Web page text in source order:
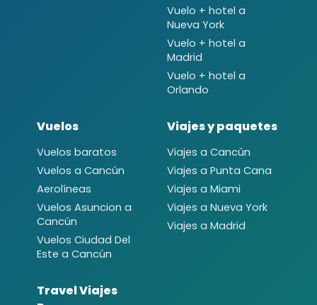
Vuelo + hotel a
Nueva York
Vuelo + hotel a
Madrid
Vuelo + hotel a
Orlando
Vuelos
Vuelos baratos
Vuelos a Cancún
Aerolíneas
Vuelos Asuncion a
Cancún
Vuelos Ciudad Del
Este a Cancún
Viajes y paquetes
Viajes a Cancún
Viajes a Punta Cana
Viajes a Miami
Viajes a Nueva York
Viajes a Madrid
Travel Viajes